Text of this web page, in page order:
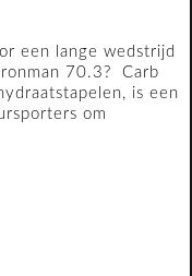
een lange wedstrijd
70.3? Carb
is een
om